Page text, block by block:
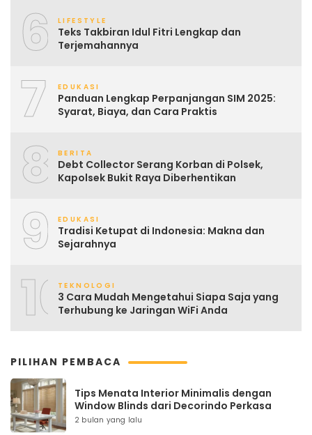
6 LIFESTYLE
Teks Takbiran Idul Fitri Lengkap dan
Terjemahannya
7 EDUKASI
Panduan Lengkap Perpanjangan SIM 2025:
Syarat, Biaya, dan Cara Praktis
8 BERITA
Debt Collector Serang Korban di Polsek,
Kapolsek Bukit Raya Diberhentikan
9 EDUKASI
Tradisi Ketupat di Indonesia: Makna dan
Sejarahnya
10TEKNOLOGI
3 Cara Mudah Mengetahui Siapa Saja yang
Terhubung ke Jaringan WiFi Anda
PILIHAN PEMBACA
Tips Menata Interior Minimalis dengan
Window Blinds dari Decorindo Perkasa
2 bulan yang lalu